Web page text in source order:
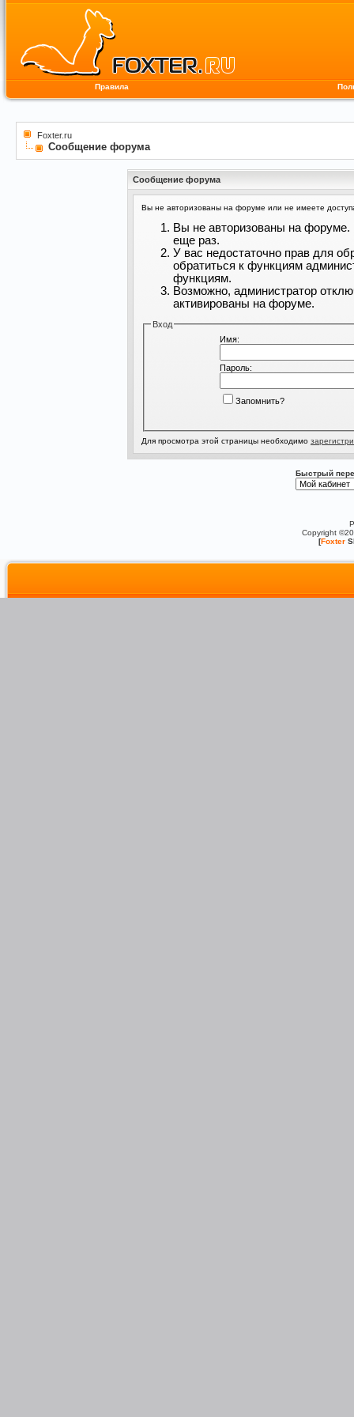
Правила
Foxter.ru
Сообщение форума
Сообщение форума
Вы не авторизованы на форуме или не имеете
Вы не авторизованы на форуме.
еще раз.
У вас недостаточно прав для
обратиться к функциям
функциям.
Возможно, администратор
активированы на форуме.
Вход
Имя:
Пароль:
Запомнить?
Для просмотра этой страницы необходимо
Быстрый
Copyright
[Foxter